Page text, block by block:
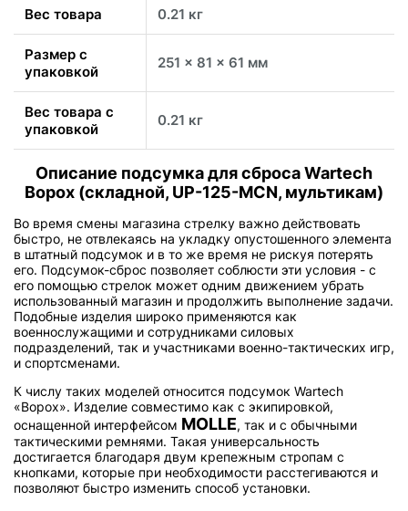
Вес товара 0.21 кг
Размер с
упаковкой
251 x 81 x 61 мм
Вес товара с
упаковкой
0.21 кг
Описание подсумка для сброса Wartech
Ворох (складной, UP-125-MCN, мультикам)
Во время смены магазина стрелку важно действовать
быстро, не отвлекаясь на укладку опустошенного элемента
в штатный подсумок и в то же время не рискуя потерять
его. Подсумок-сброс позволяет соблюсти эти условия - с
его помощью стрелок может одним движением убрать
использованный магазин и продолжить выполнение задачи.
Подобные изделия широко применяются как
военнослужащими и сотрудниками силовых
подразделений, так и участниками военно-тактических игр,
и спортсменами.
К числу таких моделей относится подсумок Wartech
«Ворох». Изделие совместимо как с экипировкой,
оснащенной интерфейсом MOLLE, так и с обычными
тактическими ремнями. Такая универсальность
достигается благодаря двум крепежным стропам с
кнопками, которые при необходимости расстегиваются и
позволяют быстро изменить способ установки.